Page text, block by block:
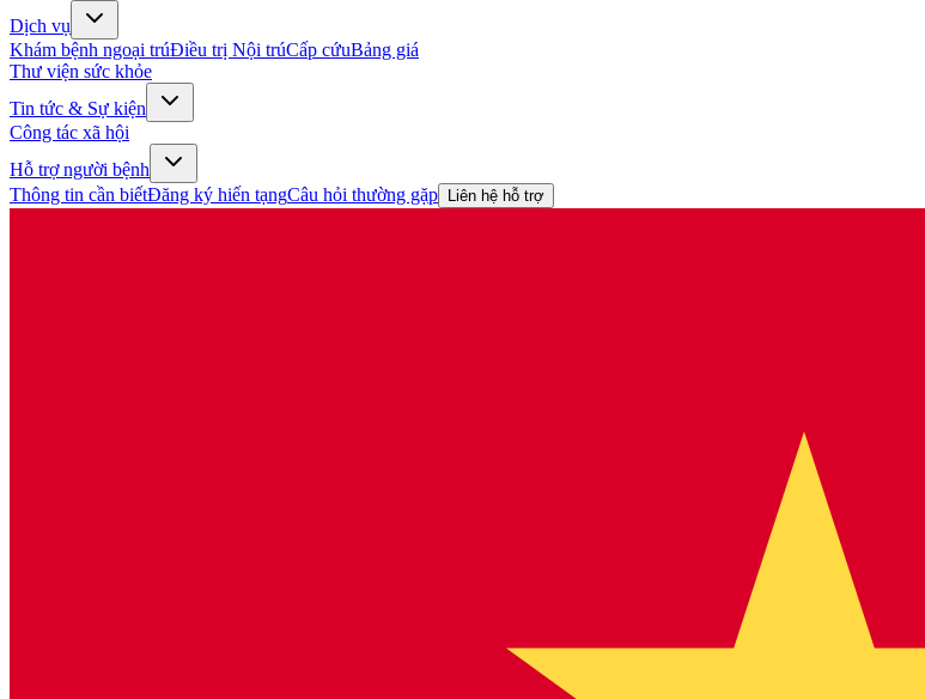
Dịch vụ
Khám bệnh ngoại trúĐiều trị Nội trúCấp cứuBảng giá
Thư viện sức khỏe
Tin tức & Sự kiện
Công tác xã hội
Hỗ trợ người bệnh
Thông tin cần biếtĐăng ký hiến tạngCâu hỏi thường gặp Liên hệ hỗ trợ